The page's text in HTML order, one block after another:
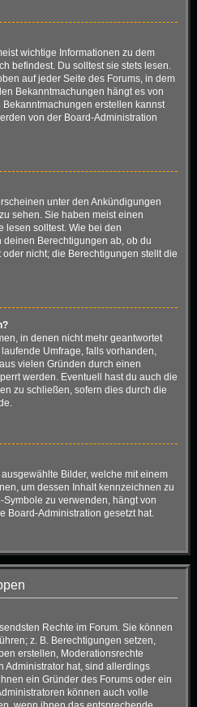
wichtige Informationen zu dem
befindest. Du solltest sie stets lesen.
auf jeder Seite des Forums, in dem
Bekanntmachungen hängt es von
erstellen kannst
von der Board-Administration
unter den Ankündigungen
sehen. Sie haben meist einen
lesen solltest. Wie bei den
Berechtigungen ab, ob du
nicht; die Berechtigungen stellt die
in denen nicht mehr geantwortet
Umfrage, falls vorhanden,
vielen Gründen durch einen
werden. Eventuell hast du auch die
zu schließen, sofern dies durch die
Bilder, welche mit einem
um dessen Inhalt kennzeichnen zu
zu verwenden, hängt von
Board-Administration gesetzt hat.
Rechte im Forum. Sie können
z. B. Berechtigungen setzen,
erstellen, Moderationsrechte
Administrator hat, sind allerdings
ein Gründer des Forums oder ein
können auch volle